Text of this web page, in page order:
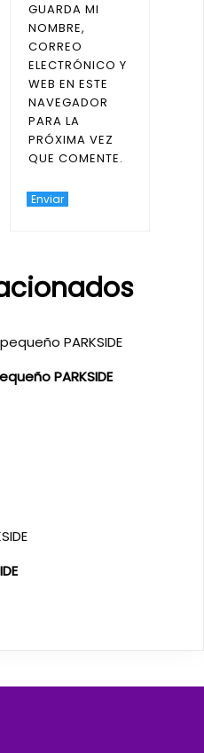
GUARDA MI
NOMBRE,
CORREO
ELECTRÓNICO Y
WEB EN ESTE
NAVEGADOR
PARA LA
PRÓXIMA VEZ
QUE COMENTE.
PARKSIDE